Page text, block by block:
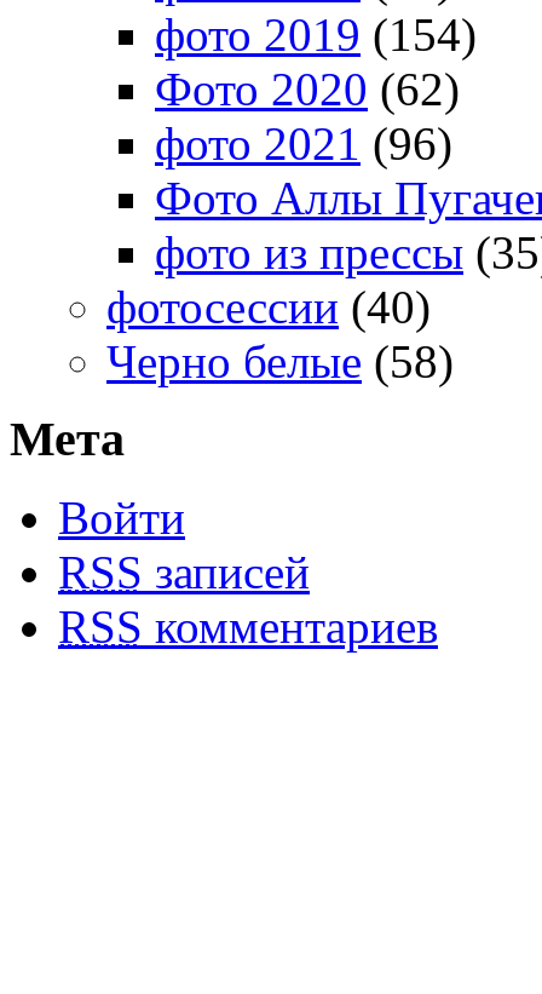
фото 2019 (154)
Фото 2020 (62)
фото 2021 (96)
Фото Аллы
фото из прессы
фотосессии (40)
Черно белые (58)
Мета
Войти
RSS записей
RSS комментариев